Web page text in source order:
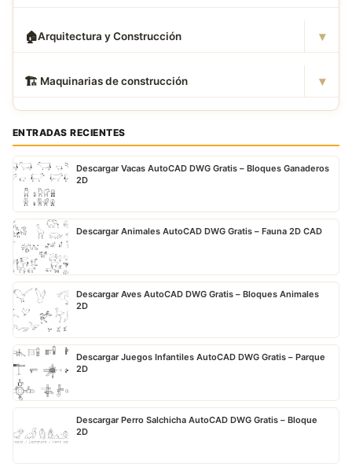
🏠Arquitectura y Construcción ▾
🏗 ️ Maquinarias de construcción ▾
ENTRADAS RECIENTES
Descargar Vacas AutoCAD DWG Gratis – Bloques Ganaderos
2D
Descargar Animales AutoCAD DWG Gratis – Fauna 2D CAD
Descargar Aves AutoCAD DWG Gratis – Bloques Animales
2D
Descargar Juegos Infantiles AutoCAD DWG Gratis – Parque
2D
Descargar Perro Salchicha AutoCAD DWG Gratis – Bloque
2D